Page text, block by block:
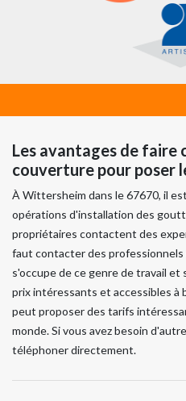
Les avantages de faire
couverture pour poser
À Wittersheim dans le 67670, il
opérations d'installation des
propriétaires contactent des
faut contacter des
s'occupe de ce genre de travail et
prix intéressants et accessibles à
peut proposer des tarifs
monde. Si vous avez besoin
téléphoner directement.